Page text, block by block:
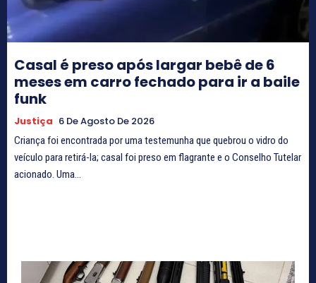
Casal é preso após largar bebê de 6
meses em carro fechado para ir a baile
funk
Justiça 6 De Agosto De 2026
Criança foi encontrada por uma testemunha que quebrou o vidro do
veículo para retirá-la; casal foi preso em flagrante e o Conselho Tutelar
acionado. Uma...